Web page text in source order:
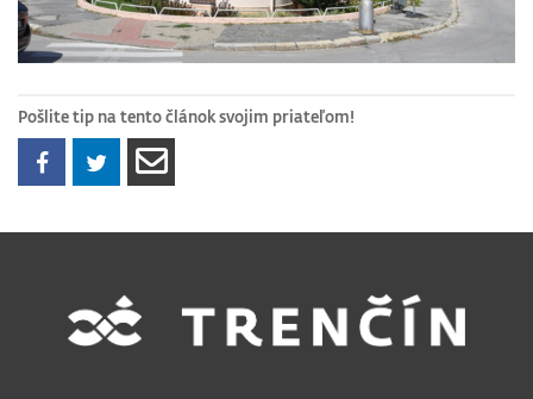
Pošlite tip na tento článok svojim priateľom!